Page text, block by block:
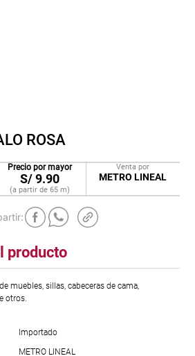
ROSA
Precio por mayor
S/9.90
(a partir de 65 m)
Venta por
METRO LINEAL
producto
muebles, sillas, cabeceras de cama,
otros.
Importado
METRO LINEAL